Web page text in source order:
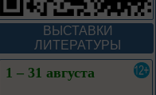
ВЫСТАВКИ
ЛИТЕРАТУРЫ
Из цикла «Россия:
приглашение в
путешествие»
1 – 31 августа